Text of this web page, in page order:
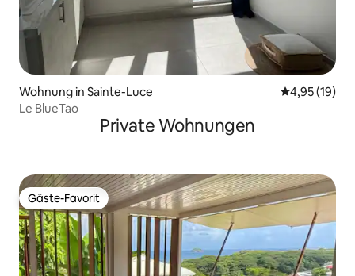
Wohnung in Sainte-Luce
4,95 (19)
Le BlueTao
Private Wohnungen
Gäste-Favorit
Gäste-Favorit